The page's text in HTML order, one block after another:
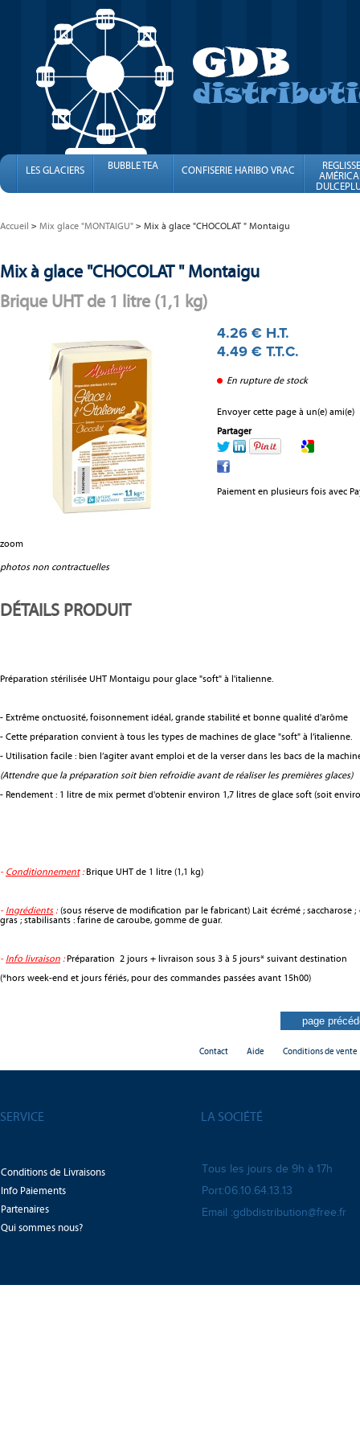
LES GLACIERS BUBBLE TEA CONFISERIE HARIBO VRAC
FINI
Accueil Mix glace "MONTAIGU" Mix à glace "CHOCOLAT " Montaigu
Mix à glace "CHOCOLAT " Montaigu
Brique UHT de 1 litre (1,1 kg)
zoom
photos non contractuelles
4.26 € H.T.
4.49 € T.T.C.
En rupture de stock
Envoyer cette page à un(e) ami(e)
Partager
Paiement en plusieurs fois avec
DÉTAILS PRODUIT
Préparation stérilisée UHT Montaigu pour glace "soft" à l'italienne.
- Extrême onctuosité, foisonnement idéal, grande stabilité et bonne qualité d'arôme
- Cette préparation convient à tous les types de machines de glace "soft" à l’italienne.
- Utilisation facile : bien l’agiter avant emploi et de la verser dans les bacs de la
(Attendre que la préparation soit bien refroidie avant de réaliser les premières glaces)
- Rendement : 1 litre de mix permet d'obtenir environ 1,7 litres de glace soft (soit
- Conditionnement:Brique UHT de 1 litre (1,1 kg)
- Ingrédients:(sous réserve de modification par le fabricant) Lait écrémé ; saccharose
gras ; stabilisants : farine de caroube, gomme de guar.
- Info livraison :Préparation 2 jours + livraison sous 3 à 5 jours* suivant destination
(*hors week-end et jours fériés, pour des commandes passées avant 15h00)
Contact Aide Conditions de vente
SERVICE LA SOCIÉTÉ
Conditions de Livraisons
Info Paiements
Partenaires
Qui sommes nous?
Tous les jours de 9h à 17h
Port:06.10.64.13.13
Email :gdbdistribution@free.fr